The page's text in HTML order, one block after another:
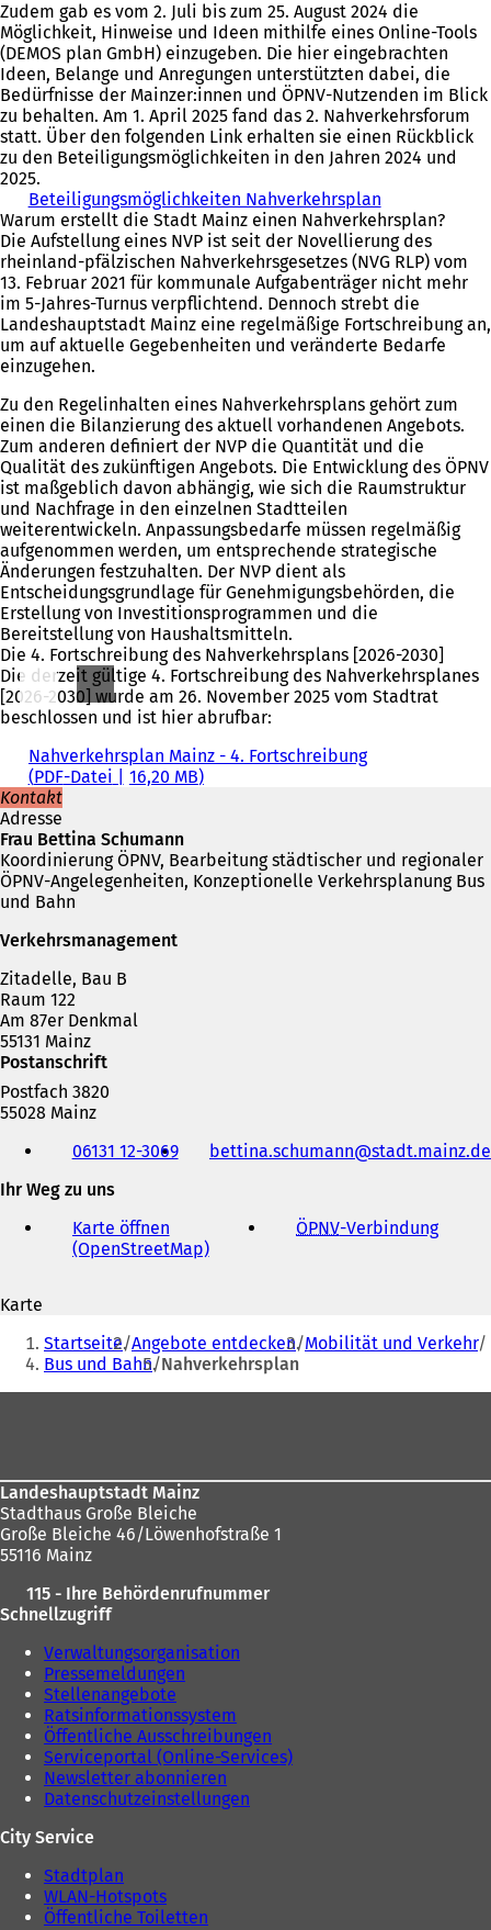
Zudem gab es vom 2. Juli bis zum 25. August 2024 die
Möglichkeit, Hinweise und Ideen mithilfe eines Online-Tools
(DEMOS plan GmbH) einzugeben. Die hier eingebrachten
Ideen, Belange und Anregungen unterstützten dabei, die
Bedürfnisse der Mainzer:innen und ÖPNV-Nutzenden im Blick
zu behalten. Am 1. April 2025 fand das 2. Nahverkehrsforum
statt. Über den folgenden Link erhalten sie einen Rückblick
zu den Beteiligungsmöglichkeiten in den Jahren 2024 und
2025.
Beteiligungsmöglichkeiten Nahverkehrsplan
Warum erstellt die Stadt Mainz einen Nahverkehrsplan?
Die Aufstellung eines NVP ist seit der Novellierung des
rheinland-pfälzischen Nahverkehrsgesetzes (NVG RLP) vom
13. Februar 2021 für kommunale Aufgabenträger nicht mehr
im 5-Jahres-Turnus verpflichtend. Dennoch strebt die
Landeshauptstadt Mainz eine regelmäßige Fortschreibung an,
um auf aktuelle Gegebenheiten und veränderte Bedarfe
einzugehen.
Zu den Regelinhalten eines Nahverkehrsplans gehört zum
einen die Bilanzierung des aktuell vorhandenen Angebots.
Zum anderen definiert der NVP die Quantität und die
Qualität des zukünftigen Angebots. Die Entwicklung des ÖPNV
ist maßgeblich davon abhängig, wie sich die Raumstruktur
und Nachfrage in den einzelnen Stadtteilen
weiterentwickeln. Anpassungsbedarfe müssen regelmäßig
aufgenommen werden, um entsprechende strategische
Änderungen festzuhalten. Der NVP dient als
Entscheidungsgrundlage für Genehmigungsbehörden, die
Erstellung von Investitionsprogrammen und die
Bereitstellung von Haushaltsmitteln.
Die 4. Fortschreibung des Nahverkehrsplans [2026-2030]
Die derzeit gültige 4. Fortschreibung des Nahverkehrsplanes
[2026-2030] wurde am 26. November 2025 vom Stadtrat
beschlossen und ist hier abrufbar:
Nahverkehrsplan Mainz - 4. Fortschreibung
PDF-Datei
16,20 MB
Kontakt
Adresse
Frau Bettina Schumann
Koordinierung ÖPNV, Bearbeitung städtischer und regionaler
ÖPNV-Angelegenheiten, Konzeptionelle Verkehrsplanung Bus
und Bahn
Verkehrsmanagement
Zitadelle, Bau B
Raum 122
Am 87er Denkmal
55131 Mainz
Postanschrift
Postfach 3820
55028 Mainz
Fax
E-
Adresse
06131 12-3069 bettina.schumann stadt.mainz de
Ihr Weg zu uns
Karte öffnen
(OpenStreetMap)(
e
t
i
n
n
e
T
a
)
ÖPNV-Verbindung(
e
t
n
e
Karte
Sie
befinden
sich
Startseite Angebote entdecken Mobilität und Verkehr
Bus und Bahn Nahverkehrsplan
Landeshauptstadt Mainz
Stadthaus Große Bleiche
Große Bleiche 46/Löwenhofstraße 1
55116 Mainz
115 - Ihre Behördenrufnummer
Schnellzugriff
Verwaltungsorganisation
Pressemeldungen
Stellenangebote
Ratsinformationssystem
Öffentliche Ausschreibungen
Serviceportal (Online-Services)
Newsletter abonnieren
Datenschutzeinstellungen
City Service
Stadtplan
WLAN-Hotspots
Öffentliche Toiletten